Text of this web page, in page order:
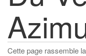
Cette page rassemble